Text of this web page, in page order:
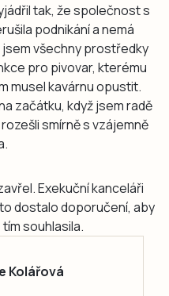
tak, že společnost s
podnikání a nemá
jsem všechny prostředky
pro pivovar, kterému
musel kavárnu opustit.
začátku, když jsem radě
smírně s vzájemně
Exekuční kanceláři
dostalo doporučení, aby
souhlasila.
Kolářová